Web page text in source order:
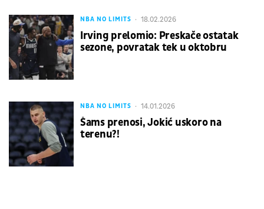
NBA NO LIMITS 18.02.2026
Irving prelomio: Preskače ostatak
sezone, povratak tek u oktobru
NBA NO LIMITS 14.01.2026
Šams prenosi, Jokić uskoro na
terenu?!